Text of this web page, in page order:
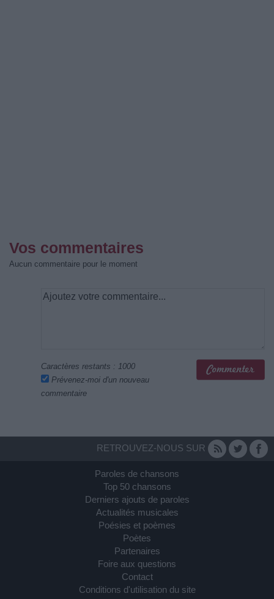
Vos commentaires
Aucun commentaire pour le moment
Caractères restants : 1000
Prévenez-moi d'un nouveau
commentaire
RETROUVEZ-NOUS SUR
Paroles de chansons
Top 50 chansons
Derniers ajouts de paroles
Actualités musicales
Poésies et poèmes
Poètes
Partenaires
Foire aux questions
Contact
Conditions d'utilisation du site